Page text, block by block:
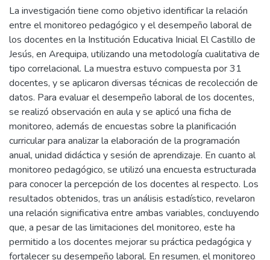
La investigación tiene como objetivo identificar la relación
entre el monitoreo pedagógico y el desempeño laboral de
los docentes en la Institución Educativa Inicial El Castillo de
Jesús, en Arequipa, utilizando una metodología cualitativa de
tipo correlacional. La muestra estuvo compuesta por 31
docentes, y se aplicaron diversas técnicas de recolección de
datos. Para evaluar el desempeño laboral de los docentes,
se realizó observación en aula y se aplicó una ficha de
monitoreo, además de encuestas sobre la planificación
curricular para analizar la elaboración de la programación
anual, unidad didáctica y sesión de aprendizaje. En cuanto al
monitoreo pedagógico, se utilizó una encuesta estructurada
para conocer la percepción de los docentes al respecto. Los
resultados obtenidos, tras un análisis estadístico, revelaron
una relación significativa entre ambas variables, concluyendo
que, a pesar de las limitaciones del monitoreo, este ha
permitido a los docentes mejorar su práctica pedagógica y
fortalecer su desempeño laboral. En resumen, el monitoreo